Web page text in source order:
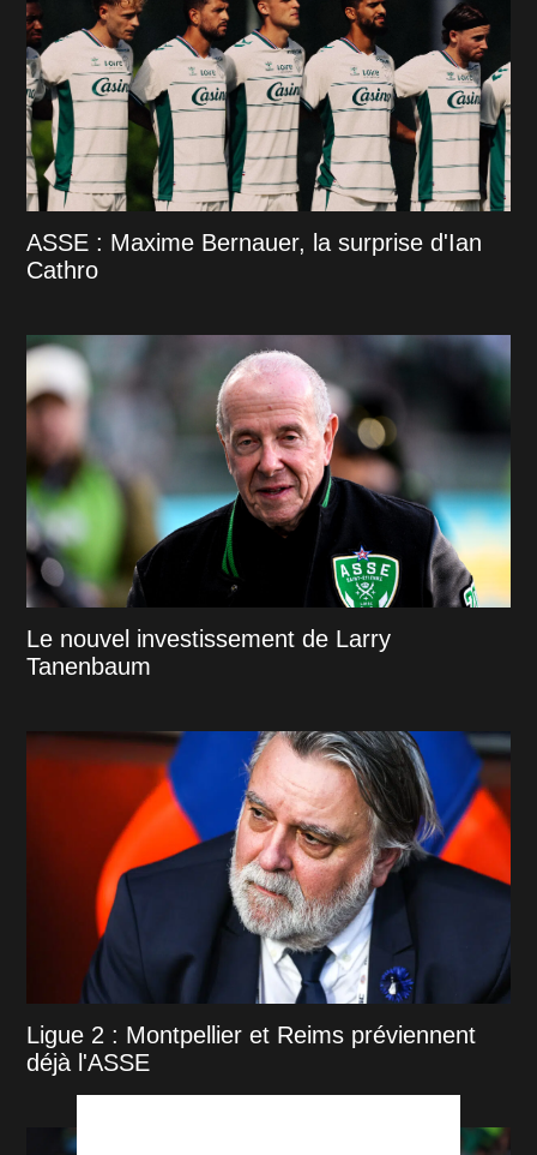
ASSE : Maxime Bernauer, la surprise d'Ian
Cathro
Le nouvel investissement de Larry
Tanenbaum
Ligue 2 : Montpellier et Reims préviennent
déjà l'ASSE